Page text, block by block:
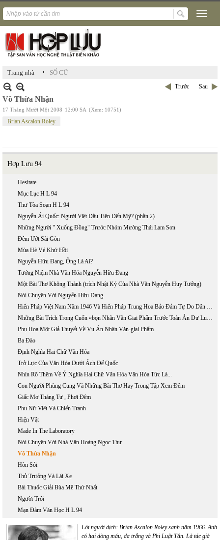
Trang nhà › SỐ CŨ
Trước Sau
Vô Thừa Nhận
17 Tháng Mười Một 2008 12:00 SA (Xem: 10751)
Brian Ascalon Roley
Hợp Lưu 94
Hesitate
Mục Lục H L 94
Thư Tòa Soạn H L 94
Nguyễn Ái Quốc: Người Việt Đầu Tiên Đến Mỹ? (phần 2)
Những Người " Xuống Đồng" Trước Nhóm Mường Thái Lam Sơn
Đêm Ướt Sài Gòn
Mùa Hè Vé Khứ Hồi
Nguyễn Hữu Đang, Ông Là Ai?
Tưởng Niệm Nhà Văn Hóa Nguyễn Hữu Đang
Một Bài Thơ Không Thành (trích Nhật Ký Của Nhà Văn Nguyễn Huy Tưởng)
Nói Chuyện Với Nguyễn Hữu Đang
Hiến Pháp Việt Nam Năm 1946 Và Hiến Pháp Trung Hoa Bảo Đảm Tự Do Dân Chủ Thế Nào?
Những Bài Trích Trong Cuốn «bọn Nhân Văn Giai Phẩm Trước Toàn Án Dư Luận»
Phụ Hoạ Một Giả Thuyết Về Vụ Án Nhân Văn-giai Phẩm
Ba Đào
Định Nghĩa Hai Chữ Văn Hóa
Trở Lực Của Văn Hóa Dưới Ách Đế Quốc
Nhìn Rõ Thêm Về Ý Nghĩa Hai Chữ Văn Hóa Văn Hóa Tức Là...
Con Người Phùng Cung Và Những Bài Thơ Hay Trong Tập Xem Đêm
Giấc Mơ Tháng Tư , Phơi Đêm
Phụ Nữ Việt Và Chiến Tranh
Hiện Vật
Made In The Laboratory
Nói Chuyện Với Nhà Văn Hoàng Ngọc Thư
Vô Thừa Nhận
Hòn Sỏi
Thủ Trưởng Và Lái Xe
Bài Thuốc Giải Bùa Mê Thứ Nhất
Người Trôi
Mạn Đàm Văn Học H L 94
Lời người dịch: Brian Ascalon Roley sanh năm 1966. Anh
có hai dòng máu, da trắng và Phi Luật Tân. Là tác giả